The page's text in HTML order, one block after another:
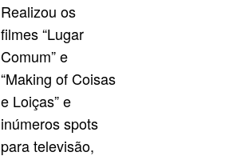
Realizou os
filmes “Lugar
Comum” e
“Making of Coisas
e Loiças” e
inúmeros spots
para televisão,